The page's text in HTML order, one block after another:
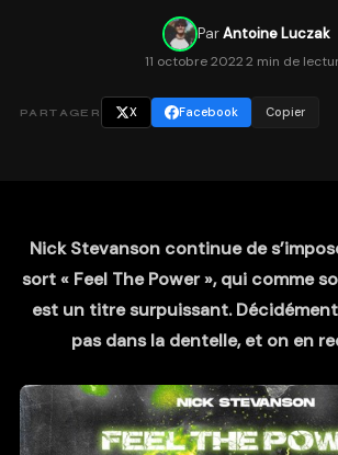
ParAntoine Luczak
11 octobre 20222 min de
PARTAGER X Facebook Copier
Nick Stevanson continue de
sort « Feel The Power », qui comme
est un titre surpuissant.
pas dans la dentelle, et on en